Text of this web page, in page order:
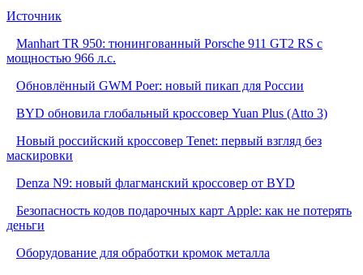
Источник
Manhart TR 950: тюнингованный Porsche 911 GT2 RS с
мощностью 966 л.с.
Обновлённый GWM Poer: новый пикап для России
BYD обновила глобальный кроссовер Yuan Plus (Atto 3)
Новый российский кроссовер Tenet: первый взгляд без
маскировки
Denza N9: новый флагманский кроссовер от BYD
Безопасность кодов подарочных карт Apple: как не потерять
деньги
Оборудование для обработки кромок металла